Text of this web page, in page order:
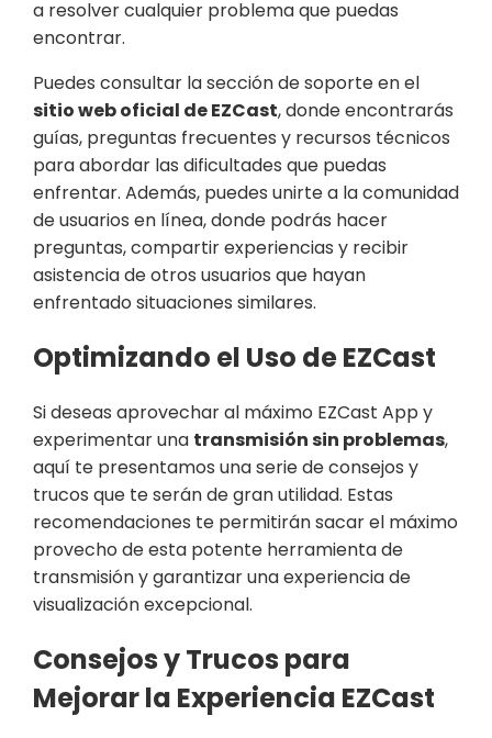
a resolver cualquier problema que puedas
encontrar.
Puedes consultar la sección de soporte en el
sitio web oficial de EZCast, donde encontrarás
guías, preguntas frecuentes y recursos técnicos
para abordar las dificultades que puedas
enfrentar. Además, puedes unirte a la comunidad
de usuarios en línea, donde podrás hacer
preguntas, compartir experiencias y recibir
asistencia de otros usuarios que hayan
enfrentado situaciones similares.
Optimizando el Uso de EZCast
Si deseas aprovechar al máximo EZCast App y
experimentar una transmisión sin problemas,
aquí te presentamos una serie de consejos y
trucos que te serán de gran utilidad. Estas
recomendaciones te permitirán sacar el máximo
provecho de esta potente herramienta de
transmisión y garantizar una experiencia de
visualización excepcional.
Consejos y Trucos para
Mejorar la Experiencia EZCast